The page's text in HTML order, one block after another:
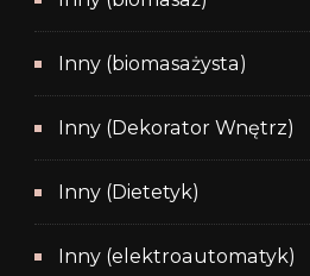
Inny (biomasażysta)
Inny (Dekorator Wnętrz)
Inny (Dietetyk)
Inny (elektroautomatyk)